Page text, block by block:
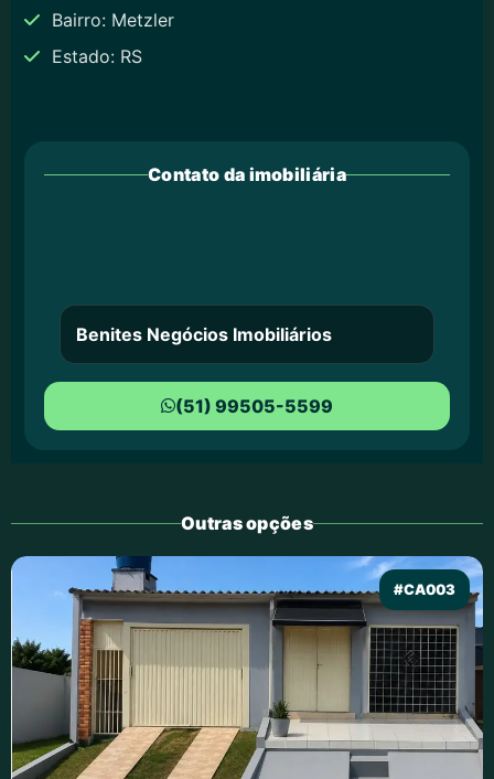
Bairro: Metzler
Estado: RS
Contato da imobiliária
Benites Negócios Imobiliários
(51) 99505-5599
Outras opções
#CA003